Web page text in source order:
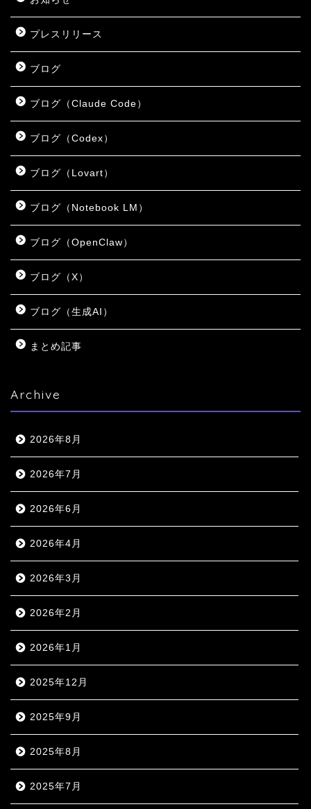
プレスリリース
ブログ
ブログ（Claude Code）
ブログ（Codex）
ブログ（Lovart）
ブログ（Notebook LM）
ブログ（OpenClaw）
ブログ（X）
ブログ（生成AI）
まとめ記事
Archive
2026年8月
2026年7月
2026年6月
2026年4月
2026年3月
2026年2月
2026年1月
2025年12月
2025年9月
2025年8月
2025年7月